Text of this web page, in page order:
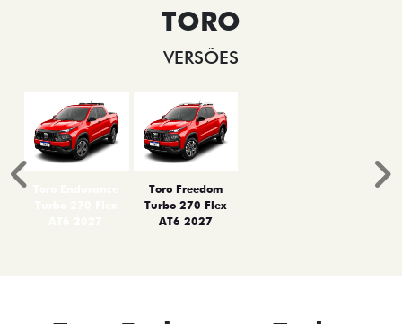
TORO
VERSÕES
Toro Freedom
Turbo 270 Flex
AT6 2027
Anterior